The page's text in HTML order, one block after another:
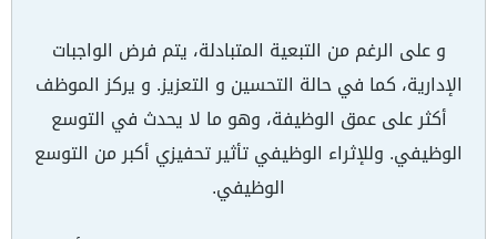
و على الرغم من التبعية المتبادلة، يتم فرض الواجبات
الإدارية، كما في حالة التحسين و التعزيز. و يركز الموظف
أكثر على عمق الوظيفة، وهو ما لا يحدث في التوسع
الوظيفي. وللإثراء الوظيفي تأثير تحفيزي أكبر من التوسع
الوظيفي.